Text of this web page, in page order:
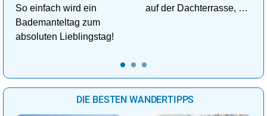
So einfach wird ein
Bademanteltag zum
absoluten Lieblingstag!
auf der Dachterrasse, 4
DIE BESTEN WANDERTIPPS